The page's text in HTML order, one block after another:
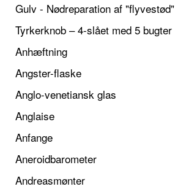
Gulv - Nødreparation af "flyvestød"
Tyrkerknob – 4-slået med 5 bugter
Anhæftning
Angster-flaske
Anglo-venetiansk glas
Anglaise
Anfange
Aneroidbarometer
Andreasmønter